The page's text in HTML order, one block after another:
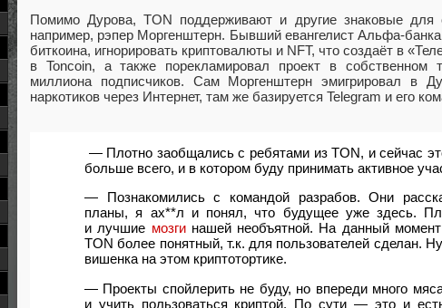
Помимо Дурова, TON поддерживают и другие знаковые для
например, рэпер Моргенштерн. Бывший евангелист Альфа-банка
биткоина, игнорировать криптовалюты и NFT, что создаёт в
в Toncoin, а также порекламировал проект в собственном
миллиона подписчиков. Сам Моргенштерн эмигрировал в
наркотиков через Интернет, там же базируется Telegram и его
— Плотно заобщались с ребятами из TON, и сейчас
больше всего, и в котором буду принимать активное
— Познакомились с командой разрабов. Они
планы, я ах**л и понял, что будущее уже здесь.
и лучшие мозгинашей необъятной. На данный
TON более понятный, т.к. для пользователей сделан.
вишенка на этом криптотортике.
— Проекты спойлерить не буду, но впереди много
и учить пользоваться криптой. По сути — это и